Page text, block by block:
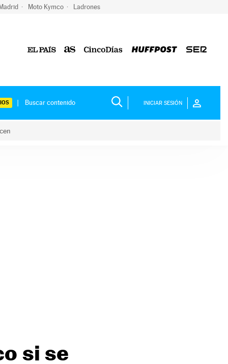
Moto Kymco Ladrones
INICIAR SESIÓN
si se